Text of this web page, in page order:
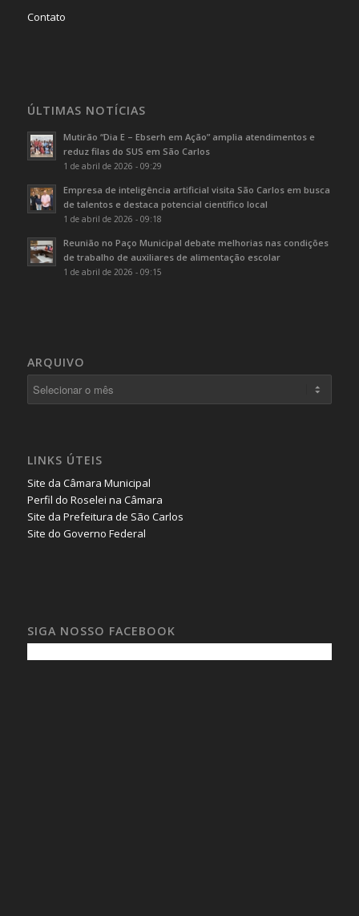
Contato
ÚLTIMAS NOTÍCIAS
Mutirão “Dia E – Ebserh em Ação” amplia atendimentos e
reduz filas do SUS em São Carlos
1 de abril de 2026 - 09:29
Empresa de inteligência artificial visita São Carlos em busca
de talentos e destaca potencial científico local
1 de abril de 2026 - 09:18
Reunião no Paço Municipal debate melhorias nas condições
de trabalho de auxiliares de alimentação escolar
1 de abril de 2026 - 09:15
ARQUIVO
LINKS ÚTEIS
Site da Câmara Municipal
Perfil do Roselei na Câmara
Site da Prefeitura de São Carlos
Site do Governo Federal
SIGA NOSSO FACEBOOK